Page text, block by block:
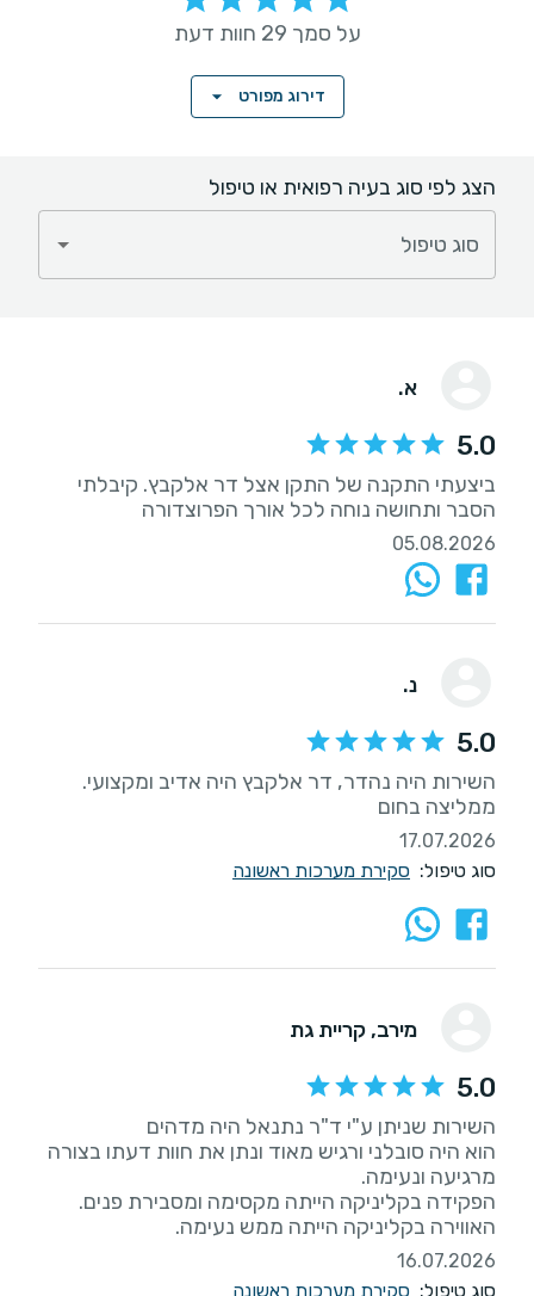
על סמך 29 חוות דעת
דירוג מפורט
הצג לפי סוג בעיה רפואית או טיפול
סוג טיפול
א.
5.0
ביצעתי התקנה של התקן אצל דר אלקבץ. קיבלתי
הסבר ותחושה נוחה לכל אורך הפרוצדורה
05.08.2026
נ.
5.0
השירות היה נהדר, דר אלקבץ היה אדיב ומקצועי.
ממליצה בחום
17.07.2026
סוג טיפול: סקירת מערכות ראשונה
מירב, קריית גת
5.0
הוא היה סובלני ורגיש מאוד ונתן את חוות דעתו בצורה
האווירה בקליניקה הייתה ממש נעימה.
16.07.2026
סוג טיפול: סקירת מערכות ראשונה